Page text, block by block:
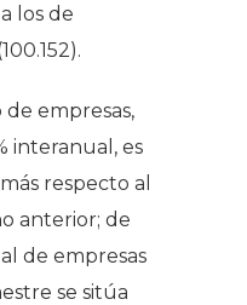
los de
empresas,
interanual, es
respecto al
anterior; de
de empresas
se sitúa